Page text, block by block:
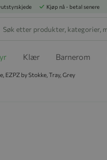
Kjøp nå - betal senere
Klær Barnerom
EZPZ by Stokke, Tray, Grey